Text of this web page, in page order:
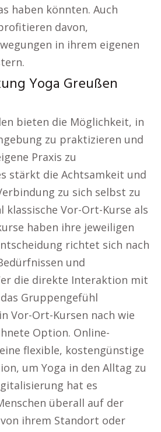
haben könnten. Auch
davon,
in ihrem eigenen
Yoga Greußen
bieten die Möglichkeit, in
zu praktizieren und
Praxis zu
stärkt die Achtsamkeit und
zu sich selbst zu
klassische Vor-Ort-Kurse als
haben ihre jeweiligen
richtet sich nach
und
die direkte Interaktion mit
Gruppengefühl
Vor-Ort-Kursen nach wie
Option. Online-
flexible, kostengünstige
um Yoga in den Alltag zu
hat es
überall auf der
ihrem Standort oder